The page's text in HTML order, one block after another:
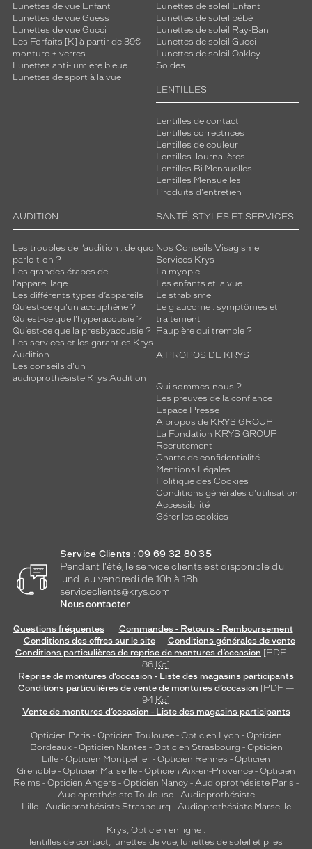
Lunettes de vue Enfant
Lunettes de vue Guess
Lunettes de vue Gucci
Les Forfaits [K] à partir de 39€ -
monture + verres
Lunettes anti-lumière bleue
Lunettes de sport à la vue
Lunettes de soleil Enfant
Lunettes de soleil bébé
Lunettes de soleil Ray-Ban
Lunettes de soleil Gucci
Lunettes de soleil Oakley
Soldes
LENTILLES
Lentilles de contact
Lentilles correctrices
Lentilles de couleur
Lentilles Journalières
Lentilles Bi Mensuelles
Lentilles Mensuelles
Produits d'entretien
AUDITION
Les troubles de l’audition : de quoi
parle-t-on ?
Les grandes étapes de
l'appareillage
Les différents types d’appareils
Qu’est-ce qu'un acouphène ?
Qu'est-ce que l'hyperacousie ?
Qu’est-ce que la presbyacousie ?
Les services et les garanties Krys
Audition
Les conseils d'un
audioprothésiste Krys Audition
SANTÉ, STYLES ET SERVICES
Nos Conseils Visagisme
Services Krys
La myopie
Les enfants et la vue
Le strabisme
Le glaucome : symptômes et
traitement
Paupière qui tremble ?
A PROPOS DE KRYS
Qui sommes-nous ?
Les preuves de la confiance
Espace Presse
A propos de KRYS GROUP
La Fondation KRYS GROUP
Recrutement
Charte de confidentialité
Mentions Légales
Politique des Cookies
Conditions générales d'utilisation
Accessibilité
Gérer les cookies
Service Clients : 09 69 32 80 35
Pendant l'été, le service clients est disponible du
lundi au vendredi de 10h à 18h.
serviceclients@krys.com
Nous contacter
Questions fréquentes
Commandes - Retours - Remboursement
Conditions des offres sur le site
Conditions générales de vente
Conditions particulières de reprise de montures d’occasion [PDF —
86 Ko]
Reprise de montures d’occasion - Liste des magasins participants
Conditions particulières de vente de montures d’occasion [PDF —
94 Ko]
Vente de montures d’occasion - Liste des magasins participants
Opticien Paris - Opticien Toulouse- Opticien Lyon - Opticien
Bordeaux- Opticien Nantes - Opticien Strasbourg - Opticien
Lille - Opticien Montpellier - Opticien Rennes - Opticien
Grenoble - Opticien Marseille - Opticien Aix-en-Provence - Opticien
Reims - Opticien Angers - Opticien Nancy - Audioprothésiste Paris -
Audioprothésiste Toulouse- Audioprothésiste
Lille- Audioprothésiste Strasbourg - Audioprothésiste Marseille
Krys, Opticien en ligne :
lentilles de contact, lunettes de vue, lunettes de soleil et piles